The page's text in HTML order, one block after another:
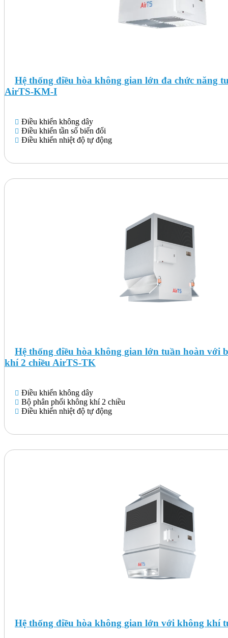
Hệ thống điều hòa không gian lớn đa chức năng
AirTS-KM-I
Điều khiển không dây
Điều khiển tần số biến đổi
Điều khiển nhiệt độ tự động
Hệ thống điều hòa không gian lớn tuần hoàn với
khí 2 chiều AirTS-TK
Điều khiển không dây
Bộ phân phối không khí 2 chiều
Điều khiển nhiệt độ tự động
Hệ thống điều hòa không gian lớn với không khí